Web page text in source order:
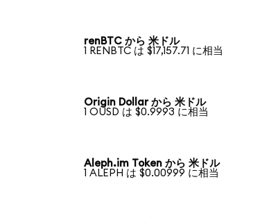
renBTC から 米ドル
1 RENBTC は $17,157.71 に相当
Origin Dollar から 米ドル
1 OUSD は $0.9993 に相当
Aleph.im Token から 米ドル
1 ALEPH は $0.00999 に相当